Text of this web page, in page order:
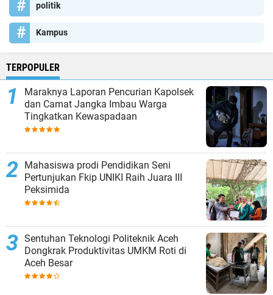
politik
Kampus
TERPOPULER
Maraknya Laporan Pencurian Kapolsek
dan Camat Jangka Imbau Warga
Tingkatkan Kewaspadaan
Mahasiswa prodi Pendidikan Seni
Pertunjukan Fkip UNIKI Raih Juara III
Peksimida
Sentuhan Teknologi Politeknik Aceh
Dongkrak Produktivitas UMKM Roti di
Aceh Besar